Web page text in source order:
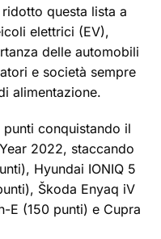
questa lista a
elettrici (EV),
delle automobili
e società sempre
alimentazione.
conquistando il
2022, staccando
Hyundai IONIQ 5
Škoda Enyaq iV
E (150 punti) e Cupra